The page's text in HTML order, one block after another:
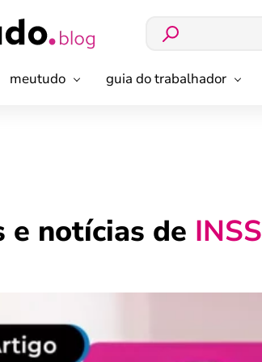
meutudo guia do trabalhador
notícias de INSS